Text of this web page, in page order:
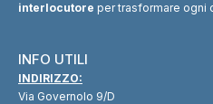
interlocutore per trasformare ogni
INFO UTILI
INDIRIZZO:
Via Governolo 9/D